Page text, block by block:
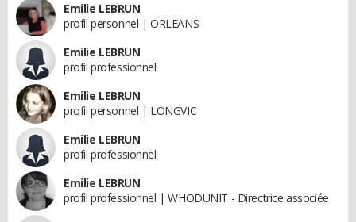
Emilie LEBRUN
profil personnel | ORLEANS
Emilie LEBRUN
profil professionnel
Emilie LEBRUN
profil personnel | LONGVIC
Emilie LEBRUN
profil professionnel
Emilie LEBRUN
profil professionnel | WHODUNIT - Directrice associée